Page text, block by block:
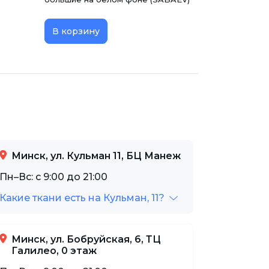
В корзину
Минск, ул. Кульман 11, БЦ Манеж
Пн–Вс: с 9:00 до 21:00
Какие ткани есть на Кульман, 11?
Минск, ул. Бобруйская, 6, ТЦ
Галилео, 0 этаж